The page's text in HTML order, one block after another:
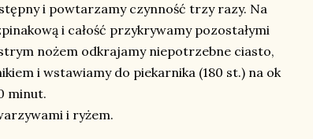
i powtarzamy czynność trzy razy. Na
i całość przykrywamy pozostałymi
nożem odkrajamy niepotrzebne ciasto,
i wstawiamy do piekarnika (180 st.) na ok
minut.
i ryżem.